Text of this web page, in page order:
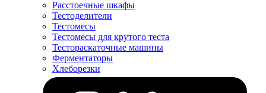
Расстоечные шкафы
Тестоделители
Тестомесы
Тестомесы для крутого теста
Тестораскаточные машины
Ферментаторы
Хлеборезки